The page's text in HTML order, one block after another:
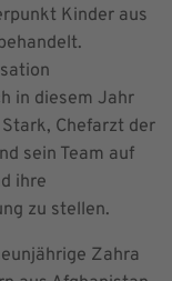
Kinder aus
in diesem Jahr
Chefarzt der
sein Team auf
ihre
zu stellen.
Zahra